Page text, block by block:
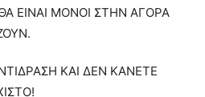
ΕΙΝΑΙ ΜΟΝΟΙ ΣΤΗΝ ΑΓΟΡΑ
ΚΑΙ ΔΕΝ ΚΑΝΕΤΕ